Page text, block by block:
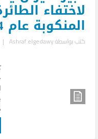
لاختفاء
المنكوبة عام 2014
كتب بواسطةAshraf elgedawy
|